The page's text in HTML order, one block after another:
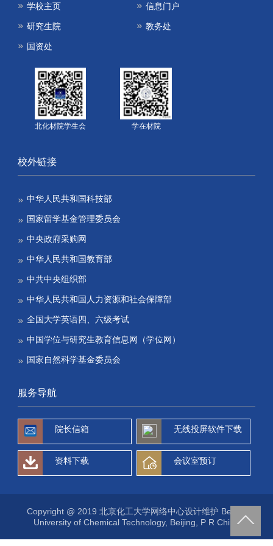
学校主页 信息门户
研究生院 教务处
国资处
北化材院学生会 学在材院
校外链接
中华人民共和国科技部
国家留学基金管理委员会
中央政府采购网
中华人民共和国教育部
中共中央组织部
中华人民共和国人力资源和社会保障部
全国大学英语四、六级考试
中国学位与研究生教育信息网（学位网）
国家自然科学基金委员会
服务导航
院长信箱 无线投屏软件下载
资料下载 会议室预订
Copyright @ 2019 北京化工大学网络中心设计维护 Beijing
University of Chemical Technology, Beijing, P R China